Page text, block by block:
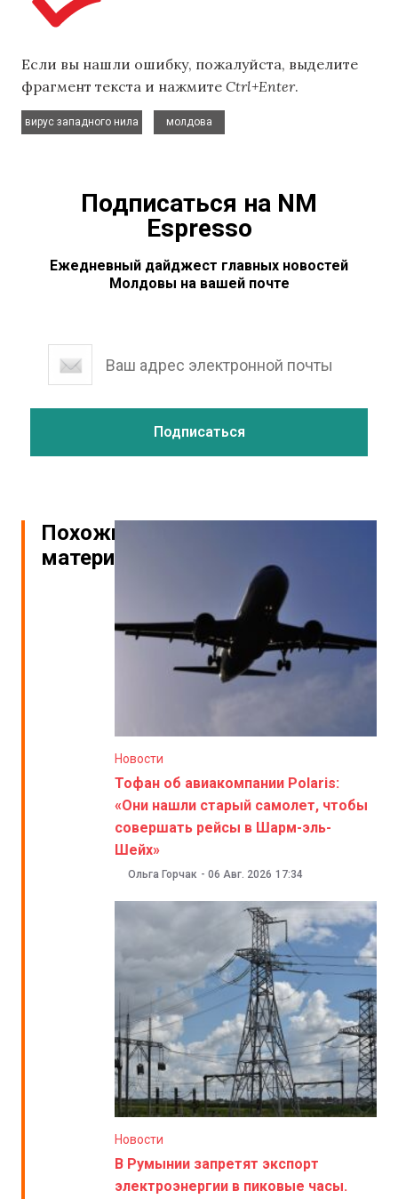
Если вы нашли ошибку, пожалуйста, выделите
фрагмент текста и нажмите Ctrl+Enter.
вирус западного нила
молдова
Подписаться на NM
Espresso
Ежедневный дайджест главных новостей
Молдовы на вашей почте
Похожие
материалы
Новости
Тофан об авиакомпании Polaris:
«Они нашли старый самолет, чтобы
совершать рейсы в Шарм-эль-
Шейх»
Ольга Горчак - 06 Авг. 2026 17:34
Новости
В Румынии запретят экспорт
электроэнергии в пиковые часы.